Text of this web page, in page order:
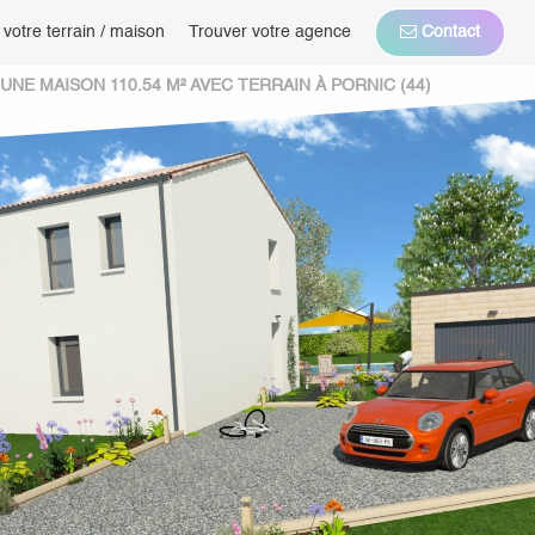
terrain / maison Trouver votre agence Contact
MAISON 110.54 M² AVEC TERRAIN À PORNIC (44)